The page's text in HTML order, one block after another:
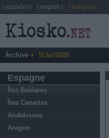
Archive 5/Jui/2020
Espagne
Îles Baléares
Îles Canaries
Andalousie
Aragon
[ español ] [ english ] [ français ]